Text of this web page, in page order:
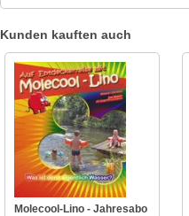
Kunden kauften auch
Molecool-Lino - Jahresabo